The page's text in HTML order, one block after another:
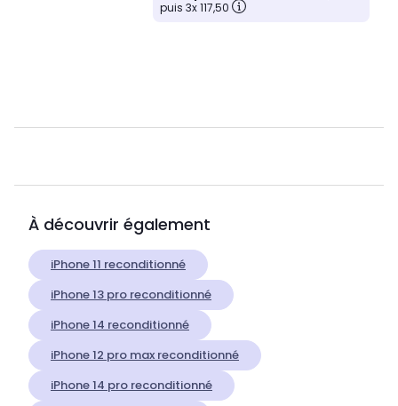
puis 3x 117,50
À découvrir également
iPhone 11 reconditionné
iPhone 13 pro reconditionné
iPhone 14 reconditionné
iPhone 12 pro max reconditionné
iPhone 14 pro reconditionné